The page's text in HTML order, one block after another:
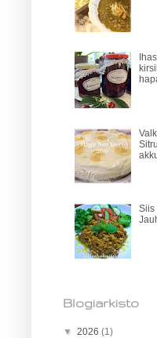
Siis
Blogiarkisto
▼ 2026 (1)